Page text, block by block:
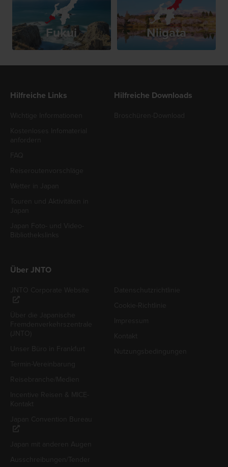
Fukui Niigata
Hilfreiche Links Hilfreiche Downloads
Über JNTO